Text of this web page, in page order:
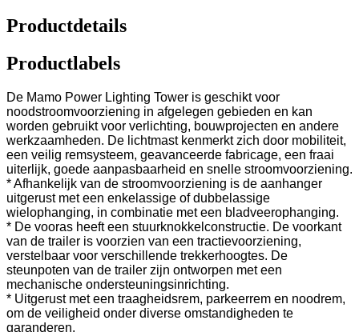
Productdetails
Productlabels
De Mamo Power Lighting Tower is geschikt voor
noodstroomvoorziening in afgelegen gebieden en kan
worden gebruikt voor verlichting, bouwprojecten en andere
werkzaamheden. De lichtmast kenmerkt zich door mobiliteit,
een veilig remsysteem, geavanceerde fabricage, een fraai
uiterlijk, goede aanpasbaarheid en snelle stroomvoorziening.
* Afhankelijk van de stroomvoorziening is de aanhanger
uitgerust met een enkelassige of dubbelassige
wielophanging, in combinatie met een bladveerophanging.
* De vooras heeft een stuurknokkelconstructie. De voorkant
van de trailer is voorzien van een tractievoorziening,
verstelbaar voor verschillende trekkerhoogtes. De
steunpoten van de trailer zijn ontworpen met een
mechanische ondersteuningsinrichting.
* Uitgerust met een traagheidsrem, parkeerrem en noodrem,
om de veiligheid onder diverse omstandigheden te
garanderen.